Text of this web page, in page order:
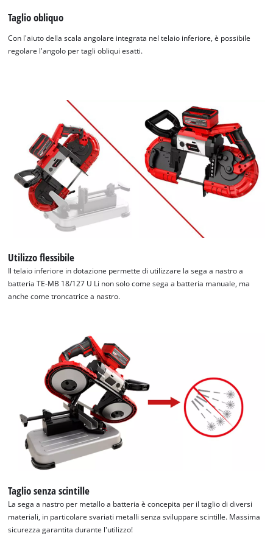
Taglio obliquo
Con l'aiuto della scala angolare integrata nel telaio inferiore, è possibile
regolare l'angolo per tagli obliqui esatti.
Utilizzo flessibile
Il telaio inferiore in dotazione permette di utilizzare la sega a nastro a
batteria TE-MB 18/127 U Li non solo come sega a batteria manuale, ma
anche come troncatrice a nastro.
Taglio senza scintille
La sega a nastro per metallo a batteria è concepita per il taglio di diversi
materiali, in particolare svariati metalli senza sviluppare scintille. Massima
sicurezza garantita durante l'utilizzo!